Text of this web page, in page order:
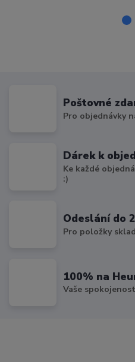
Poštovné
Pro objednávky
Dárek k
Ke každé
:)
Odeslání do
Pro položky
100% na
Vaše